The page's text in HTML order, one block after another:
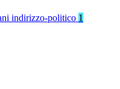
indirizzo-politico 1